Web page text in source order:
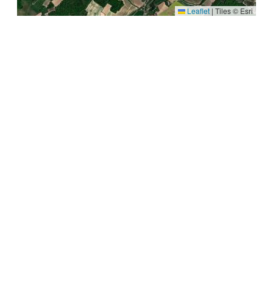
Leaflet | Tiles © Esri